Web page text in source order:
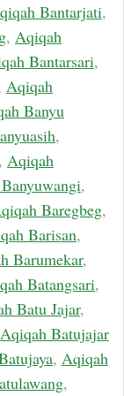
Bantarjati,
, Aqiqah
Bantarsari,
Aqiqah
Banyu
,
, Aqiqah
,
Baregbeg,
Barisan,
Barumekar,
Batangsari,
Batu Jajar,
Aqiqah Batujajar
, Aqiqah
,